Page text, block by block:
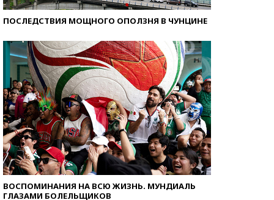
ПОСЛЕДСТВИЯ МОЩНОГО ОПОЛЗНЯ В ЧУНЦИНЕ
ВОСПОМИНАНИЯ НА ВСЮ ЖИЗНЬ. МУНДИАЛЬ
ГЛАЗАМИ БОЛЕЛЬЩИКОВ